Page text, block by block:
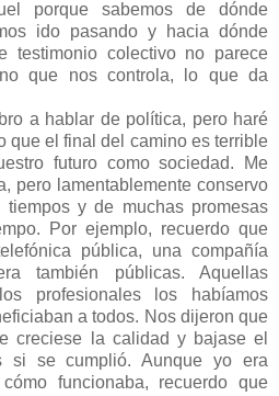
porque sabemos de dónde
ido pasando y hacia dónde
testimonio colectivo no parece
que nos controla, lo que da
a hablar de política, pero haré
que el final del camino es terrible
futuro como sociedad. Me
pero lamentablemente conservo
y de muchas promesas
Por ejemplo, recuerdo que
pública, una compañía
también públicas. Aquellas
profesionales los habíamos
a todos. Nos dijeron que
creciese la calidad y bajase el
si se cumplió. Aunque yo era
funcionaba, recuerdo que